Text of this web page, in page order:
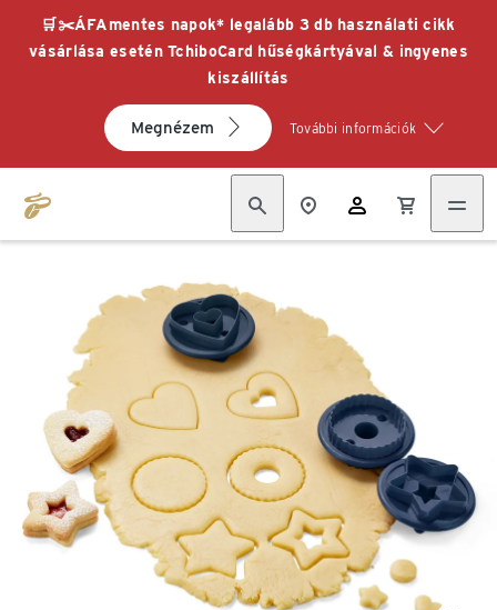
🛒✂️ÁFAmentes napok* legalább 3 db használati cikk
vásárlása esetén TchiboCard hűségkártyával & ingyenes
kiszállítás
Megnézem További információk